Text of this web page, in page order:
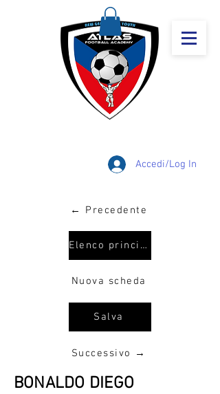
Accedi/Log In
← Precedente
Elenco principale
Nuova scheda
Salva
Successivo →
BONALDO DIEGO